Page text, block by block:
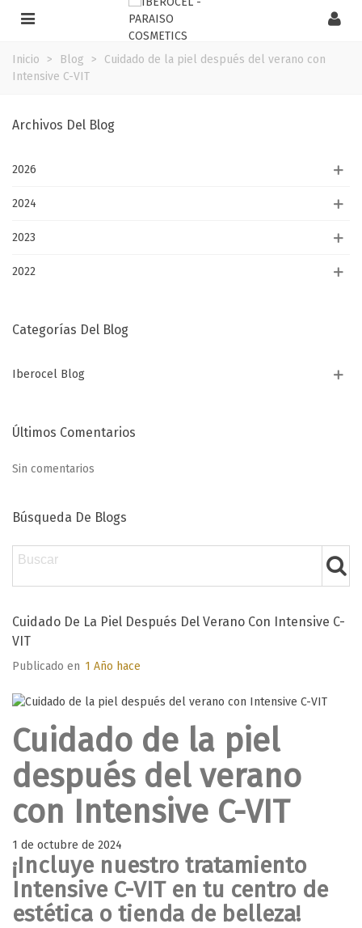
Inicio > Blog >
Cuidado de la piel después del verano con
Intensive C-VIT
Archivos Del Blog
2026
2024
2023
2022
Categorías Del Blog
Iberocel Blog
Últimos Comentarios
Sin comentarios
Búsqueda De Blogs
Cuidado De La Piel Después Del Verano Con Intensive C-
VIT
Publicado en 1 Año hace
Cuidado de la piel
después del verano
con Intensive C-VIT
1 de octubre de 2024
¡Incluye nuestro tratamiento
Intensive C-VIT en tu centro de
estética o tienda de belleza!